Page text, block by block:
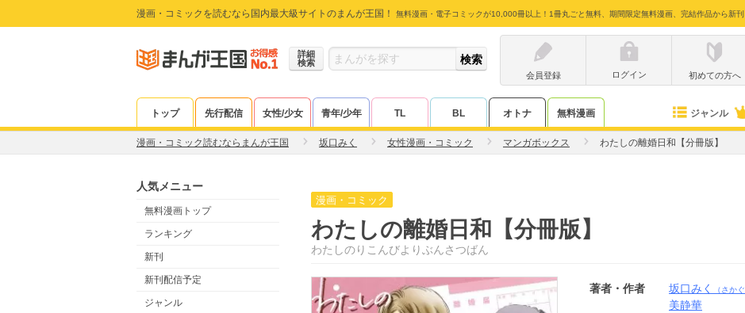
漫画・コミックを読むなら国内最大級サイトのまんが王国！ 無料漫画・電子コミックが10,000冊以上！1冊丸ごと無料、期間限定無料漫画、完結作品から新刊
詳細
検索
会員登録
ログイン 初めての方へ
トップ 先行配信 女性/少女 青年/少年 TL BL オトナ 無料漫画 ジャンル
漫画・コミック読むならまんが王国 坂口みく 女性漫画・コミック マンガボックス わたしの離婚日和【分冊版】
人気メニュー
無料漫画トップ
ランキング
新刊
新刊配信予定
ジャンル
漫画・コミック
わたしの離婚日和【分冊版】
わたしのりこんびよりぶんさつばん
著者・作者 坂口みく （さか
美静華